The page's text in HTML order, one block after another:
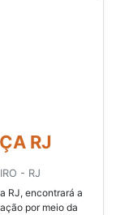
RJ
- RJ
RJ, encontrará a
por meio da